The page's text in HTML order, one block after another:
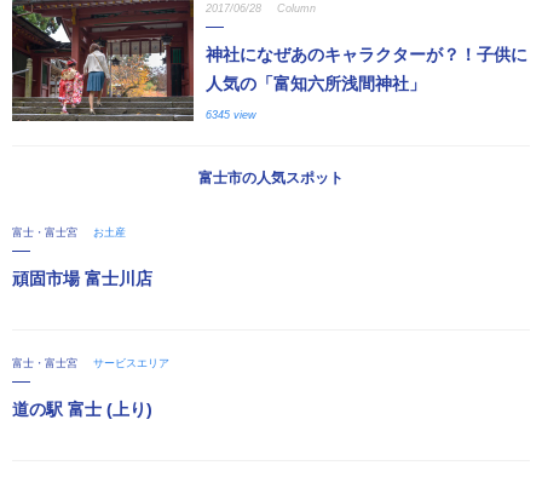
2017/06/28 Column
神社になぜあのキャラクターが？！子供に
人気の「富知六所浅間神社」
6345 view
富士市の人気スポット
富士・富士宮 お土産
頑固市場 富士川店
富士・富士宮 サービスエリア
道の駅 富士 (上り)